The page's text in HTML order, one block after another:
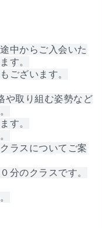
中からご入会いた
す。
ございます。
や取り組む姿勢など
す。
ラスについてご案
分のクラスです。